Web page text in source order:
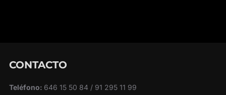
CONTACTO
Teléfono: 646 15 50 84 / 91 295 11 99